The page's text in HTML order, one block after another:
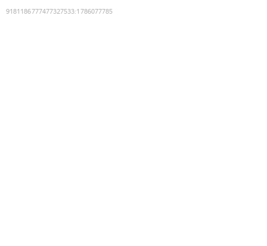
9181186777477327533:1786077785